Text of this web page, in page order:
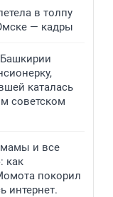
в толпу
— кадры
каталась
советском
мамы и все
как
покорил
интернет.